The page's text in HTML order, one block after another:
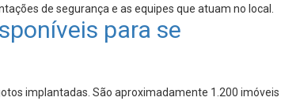
de segurança e as equipes que atuam no local.
para se
implantadas. São aproximadamente 1.200 imóveis